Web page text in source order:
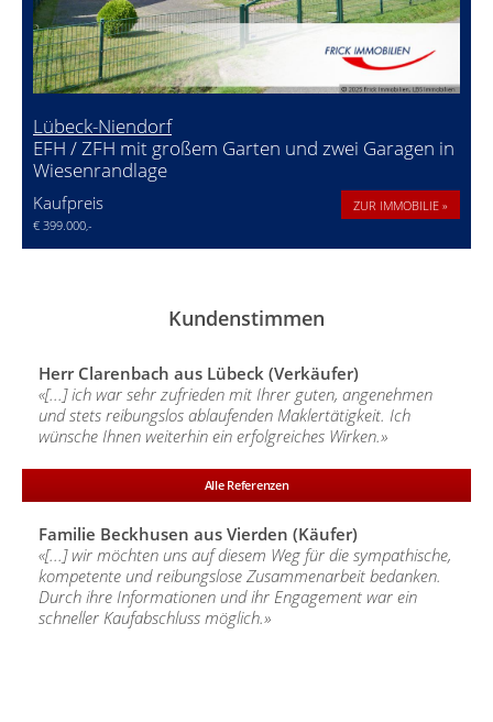
Lübeck-Niendorf
EFH / ZFH mit großem Garten und zwei Garagen in
Wiesenrandlage
Kaufpreis
€ 399.000,-
ZUR IMMOBILIE »
Kundenstimmen
Herr Clarenbach aus Lübeck (Verkäufer)
«[...] ich war sehr zufrieden mit Ihrer guten, angenehmen
und stets reibungslos ablaufenden Maklertätigkeit. Ich
wünsche Ihnen weiterhin ein erfolgreiches Wirken.»
Alle Referenzen
Familie Beckhusen aus Vierden (Käufer)
«[...] wir möchten uns auf diesem Weg für die sympathische,
kompetente und reibungslose Zusammenarbeit bedanken.
Durch ihre Informationen und ihr Engagement war ein
schneller Kaufabschluss möglich.»